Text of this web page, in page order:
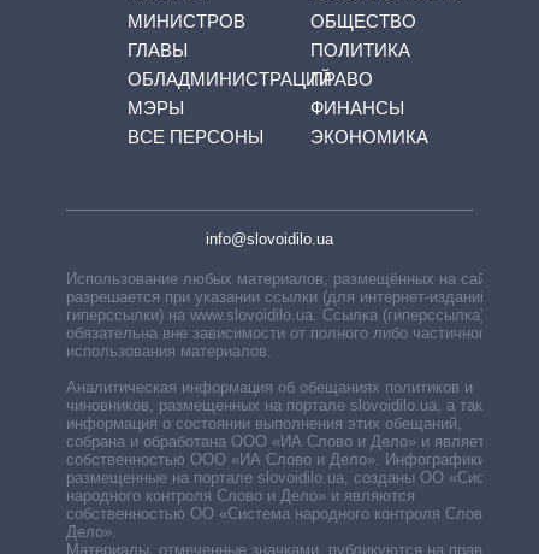
МИНИСТРОВ
ГЛАВЫ
ОБЛАДМИНИСТРАЦИЙ
МЭРЫ
ВСЕ ПЕРСОНЫ
ОБЩЕСТВО
ПОЛИТИКА
ПРАВО
ФИНАНСЫ
ЭКОНОМИКА
info@slovoidilo.ua
Использование любых материалов, размещённых на сайте,
разрешается при указании ссылки (для интернет-изданий —
гиперссылки) на www.slovoidilo.ua. Ссылка (гиперссылка)
обязательна вне зависимости от полного либо частичного
использования материалов.
Аналитическая информация об обещаниях политиков и
чиновников, размещенных на портале slovoidilo.ua, а также
информация о состоянии выполнения этих обещаний,
собрана и обработана ООО «ИА Слово и Дело» и является
собственностью ООО «ИА Слово и Дело». Инфографики,
размещенные на портале slovoidilo.ua, созданы ОО «Система
народного контроля Слово и Дело» и являются
собственностью ОО «Система народного контроля Слово и
Дело».
Материалы, отмеченные значками, публикуются на правах